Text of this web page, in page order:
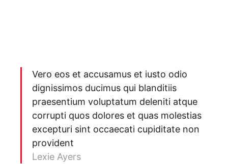
Vero eos et accusamus et iusto odio
dignissimos ducimus qui blanditiis
praesentium voluptatum deleniti atque
corrupti quos dolores et quas molestias
excepturi sint occaecati cupiditate non
provident
Lexie Ayers